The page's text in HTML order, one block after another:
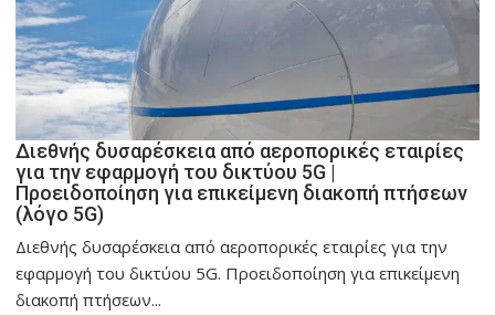
Διεθνής δυσαρέσκεια από αεροπορικές εταιρίες
για την εφαρμογή του δικτύου 5G |
Προειδοποίηση για επικείμενη διακοπή πτήσεων
(λόγο 5G)
Διεθνής δυσαρέσκεια από αεροπορικές εταιρίες για την
εφαρμογή του δικτύου 5G. Προειδοποίηση για επικείμενη
διακοπή πτήσεων...